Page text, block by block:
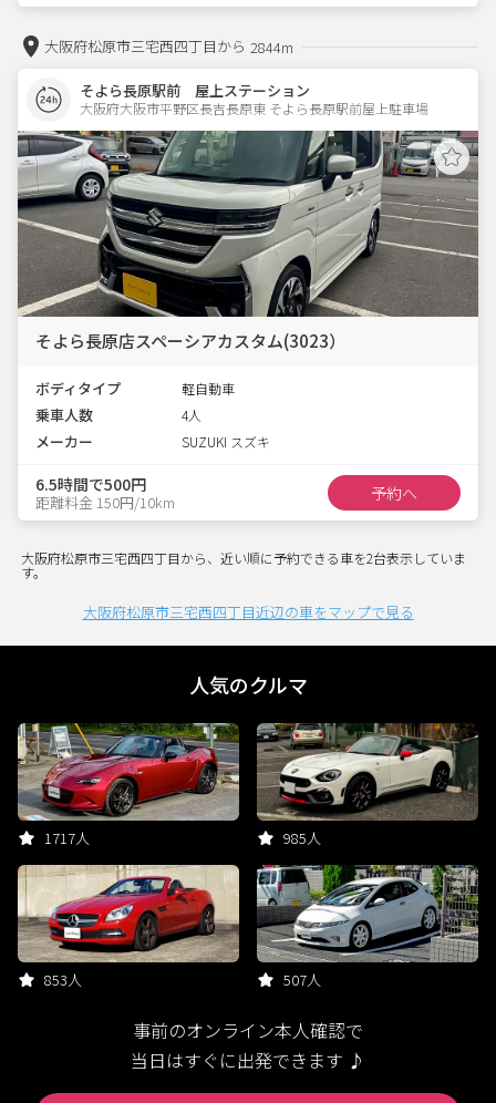
大阪府松原市三宅西四丁目から 2844m
そよら長原駅前 屋上ステーション
大阪府大阪市平野区長吉長原東 そよら長原駅前屋上駐車場
そよら長原店スペーシアカスタム(3023）
ボディタイプ 軽自動車
乗車人数 4人
メーカー SUZUKI スズキ
6.5時間で500円
距離料金 150円/10km 予約へ
大阪府松原市三宅西四丁目から、近い順に予約できる車を2台表示していま
す。
大阪府松原市三宅西四丁目近辺の車をマップで見る
人気のクルマ
1717人 985人
853人 507人
事前のオンライン本人確認で
当日はすぐに出発できます ♪